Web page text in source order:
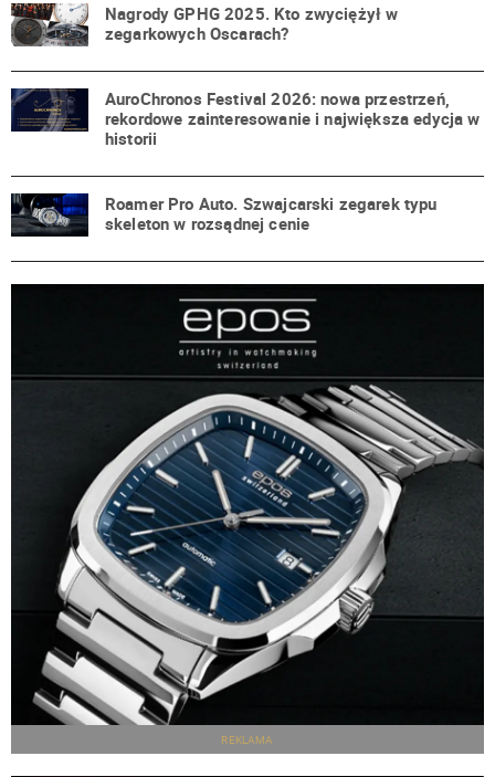
Nagrody GPHG 2025. Kto zwyciężył w
zegarkowych Oscarach?
AuroChronos Festival 2026: nowa przestrzeń,
rekordowe zainteresowanie i największa edycja w
historii
Roamer Pro Auto. Szwajcarski zegarek typu
skeleton w rozsądnej cenie
REKLAMA